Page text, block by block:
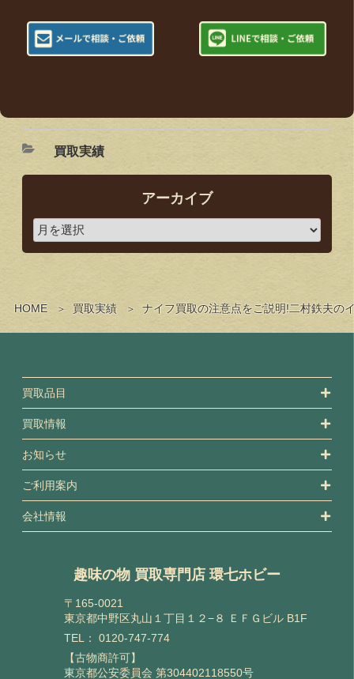
HOME 買取実績 ナイフ買取の注意点をご説明!二村鉄夫の
買取実績
アーカイブ
買取品目
買取情報
お知らせ
ご利用案内
会社情報
趣味の物 買取専門店 環七ホビー
〒165-0021
東京都中野区丸山１丁目１２−８ ＥＦＧビル B1F
TEL： 0120-747-774
【古物商許可】
東京都公安委員会 第304402118550号